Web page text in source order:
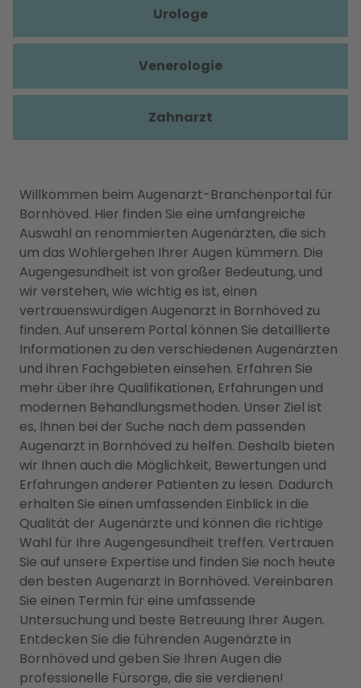
Willkommen beim Augenarzt-Branchenportal für
Bornhöved. Hier finden Sie eine umfangreiche
Auswahl an renommierten Augenärzten, die sich
um das Wohlergehen Ihrer Augen kümmern. Die
Augengesundheit ist von großer Bedeutung, und
wir verstehen, wie wichtig es ist, einen
vertrauenswürdigen Augenarzt in Bornhöved zu
finden. Auf unserem Portal können Sie detaillierte
Informationen zu den verschiedenen Augenärzten
und ihren Fachgebieten einsehen. Erfahren Sie
mehr über ihre Qualifikationen, Erfahrungen und
modernen Behandlungsmethoden. Unser Ziel ist
es, Ihnen bei der Suche nach dem passenden
Augenarzt in Bornhöved zu helfen. Deshalb bieten
wir Ihnen auch die Möglichkeit, Bewertungen und
Erfahrungen anderer Patienten zu lesen. Dadurch
erhalten Sie einen umfassenden Einblick in die
Qualität der Augenärzte und können die richtige
Wahl für Ihre Augengesundheit treffen. Vertrauen
Sie auf unsere Expertise und finden Sie noch heute
den besten Augenarzt in Bornhöved. Vereinbaren
Sie einen Termin für eine umfassende
Untersuchung und beste Betreuung Ihrer Augen.
Entdecken Sie die führenden Augenärzte in
Bornhöved und geben Sie Ihren Augen die
professionelle Fürsorge, die sie verdienen!
Urologe
Venerologie
Zahnarzt